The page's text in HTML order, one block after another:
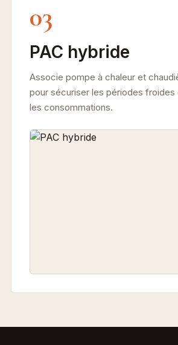
03
PAC hybride
Associe pompe à chaleur et
pour sécuriser les périodes
les consommations.